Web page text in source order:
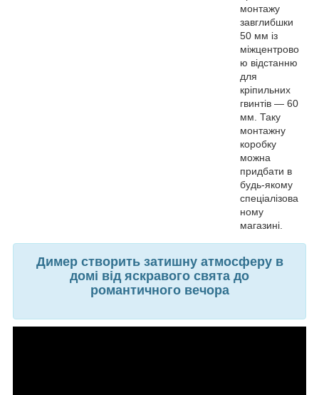
монтажу
завглибшки
50 мм із
міжцентрово
ю відстанню
для
кріпильних
гвинтів — 60
мм. Таку
монтажну
коробку
можна
придбати в
будь-якому
спеціалізова
ному
магазині.
Димер створить затишну атмосферу в
домі від яскравого свята до
романтичного вечора